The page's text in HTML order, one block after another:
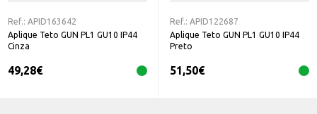
Ref.: APID163642
Aplique Teto GUN PL1 GU10 IP44
Cinza
49,28€
Ref.: APID122687
Aplique Teto GUN PL1 GU10 IP44
Preto
51,50€